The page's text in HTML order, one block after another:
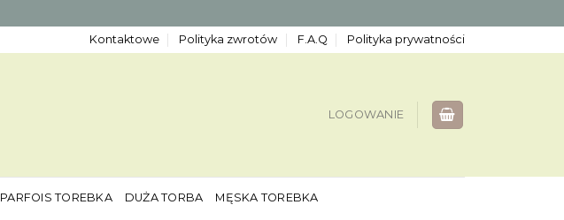
Kontaktowe Polityka zwrotów F.A.Q Polityka prywatności
LOGOWANIE
PARFOIS TOREBKA DUŻA TORBA MĘSKA TOREBKA